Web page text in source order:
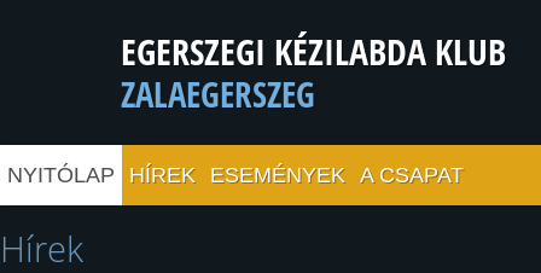
EGERSZEGI KÉZILABDA KLUB
ZALAEGERSZEG
NYITÓLAP HÍREK ESEMÉNYEK A CSAPAT
Hírek